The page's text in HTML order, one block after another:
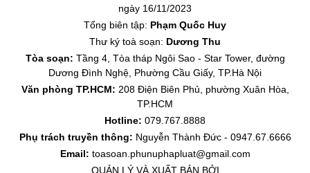
ngày 16/11/2023
Tổng biên tập: Phạm Quốc Huy
Thư ký toà soạn: Dương Thu
Tòa soạn: Tầng 4, Tòa tháp Ngôi Sao - Star Tower, đường
Dương Đình Nghệ, Phường Cầu Giấy, TP.Hà Nội
Văn phòng TP.HCM: 208 Điện Biên Phủ, phường Xuân Hòa,
TP.HCM
Hotline: 079.767.8888
Phụ trách truyền thông: Nguyễn Thành Đức - 0947.67.6666
Email: toasoan.phunuphapluat@gmail.com
QUẢN LÝ VÀ XUẤT BẢN BỞI